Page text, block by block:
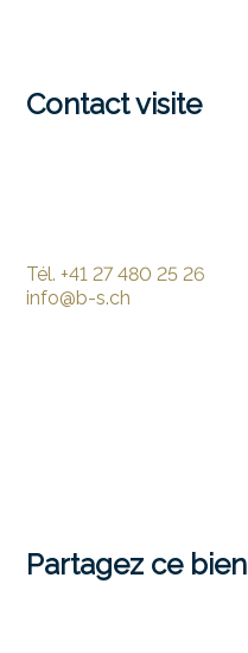
Contact visite
Tél. +41 27 480 25 26
info@b-s.ch
Partagez ce bien